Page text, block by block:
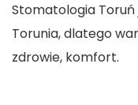
Stomatologia Toruń
Torunia, dlatego
zdrowie, komfort.